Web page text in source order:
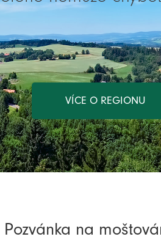
VÍCE O REGIONU
Pozvánka na